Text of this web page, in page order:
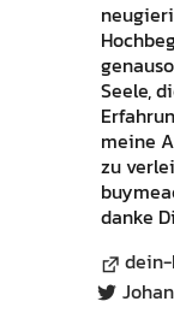
Seele,
meine
zu
danke